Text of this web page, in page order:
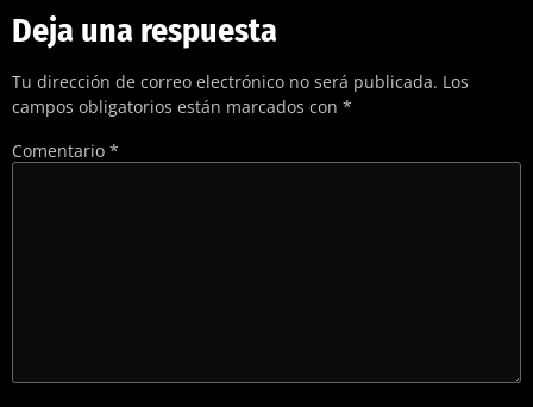
Deja una respuesta
Tu dirección de correo electrónico no será publicada. Los
campos obligatorios están marcados con *
Comentario *